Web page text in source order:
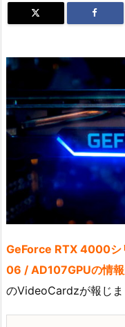
GeForce RTX 4000シ
06 / AD107GPUの情報
のVideoCardzが報じま